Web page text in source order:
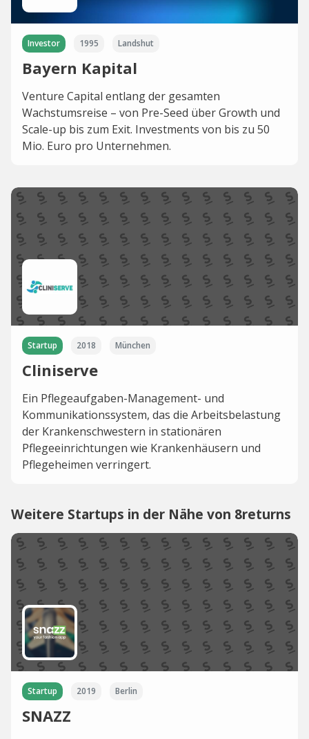
Investor 1995 Landshut
Bayern Kapital
Venture Capital entlang der gesamten
Wachstumsreise – von Pre-Seed über Growth und
Scale-up bis zum Exit. Investments von bis zu 50
Mio. Euro pro Unternehmen.
Startup 2018 München
Cliniserve
Ein Pflegeaufgaben-Management- und
Kommunikationssystem, das die Arbeitsbelastung
der Krankenschwestern in stationären
Pflegeeinrichtungen wie Krankenhäusern und
Pflegeheimen verringert.
Weitere Startups in der Nähe von 8returns
Startup 2019 Berlin
SNAZZ